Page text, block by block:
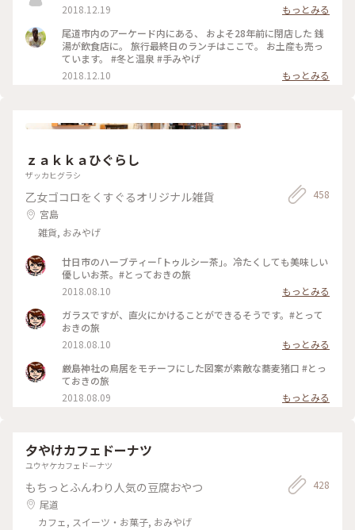
2018.12.19
もっとみる
尾道市内のアーケード内にある、 およそ28年前に閉店した 銭
湯が飲食店に。 旅行最終日のランチはここで。 お土産も売っ
ています。 #冬と温泉 #手みやげ
2018.12.10
もっとみる
ｚａｋｋａひぐらし
ザッカヒグラシ
乙女ゴコロをくすぐるオリジナル雑貨
宮島
雑貨, おみやげ
458
廿日市のハーブティー｢トゥルシー茶｣。冷たくしても美味しい
優しいお茶。#とっておきの旅
2018.08.10
もっとみる
ガラスですが、直火にかけることができるそうです。#とって
おきの旅
2018.08.10
もっとみる
厳島神社の鳥居をモチーフにした図案が素敵な蕎麦猪口 #とっ
ておきの旅
2018.08.09
もっとみる
夕やけカフェドーナツ
ユウヤケカフェドーナツ
もちっとふんわり人気の豆腐おやつ
尾道
カフェ, スイーツ・お菓子, おみやげ
428